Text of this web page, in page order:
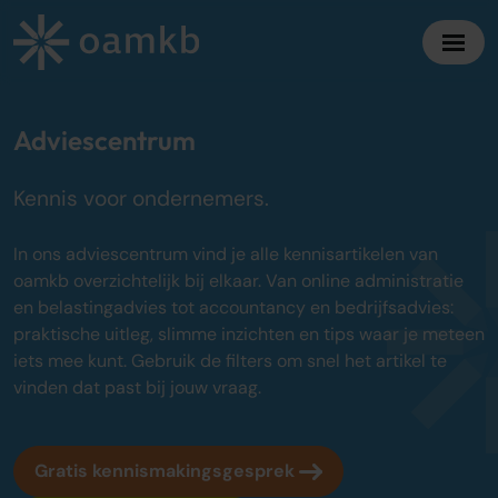
Adviescentrum
Kennis voor ondernemers.
In ons adviescentrum vind je alle kennisartikelen van
oamkb overzichtelijk bij elkaar. Van online administratie
en belastingadvies tot accountancy en bedrijfsadvies:
praktische uitleg, slimme inzichten en tips waar je meteen
iets mee kunt. Gebruik de filters om snel het artikel te
vinden dat past bij jouw vraag.
Gratis kennismakingsgesprek
Online Administratie
Belastingadvies
Accountancy
Zekerheid bij jaarrekening en cijfers
Strategisch advies voor groei
Over oamkb